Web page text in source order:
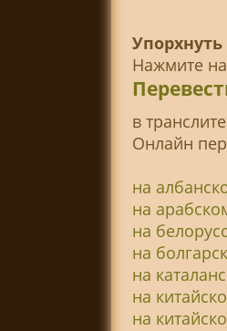
Нажмите
в транслитe
Онлайн
на
на
на
на
на
на
на